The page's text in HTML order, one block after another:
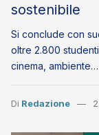
sostenibile
Si conclude con
oltre 2.800
cinema, ambiente…
Di Redazione